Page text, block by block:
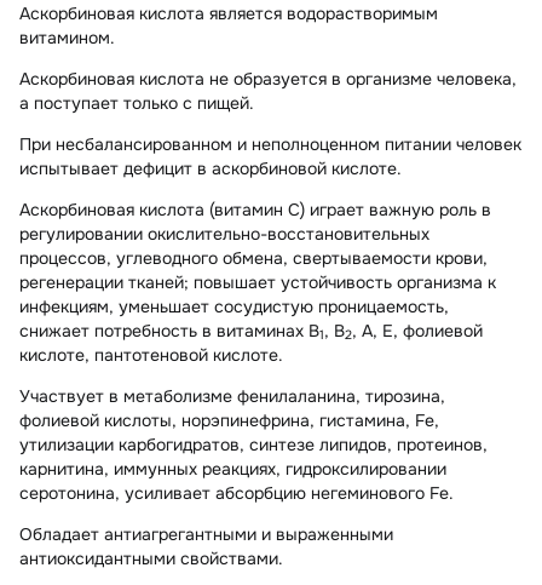
Аскорбиновая кислота является водорастворимым
витамином.
Аскорбиновая кислота не образуется в организме человека,
а поступает только с пищей.
При несбалансированном и неполноценном питании человек
испытывает дефицит в аскорбиновой кислоте.
Аскорбиновая кислота (витамин С) играет важную роль в
регулировании окислительно-восстановительных
процессов, углеводного обмена, свертываемости крови,
регенерации тканей; повышает устойчивость организма к
инфекциям, уменьшает сосудистую проницаемость,
снижает потребность в витаминах В1, В2, А, Е, фолиевой
кислоте, пантотеновой кислоте.
Участвует в метаболизме фенилаланина, тирозина,
фолиевой кислоты, норэпинефрина, гистамина, Fe,
утилизации карбогидратов, синтезе липидов, протеинов,
карнитина, иммунных реакциях, гидроксилировании
серотонина, усиливает абсорбцию негеминового Fe.
Обладает антиагрегантными и выраженными
антиоксидантными свойствами.